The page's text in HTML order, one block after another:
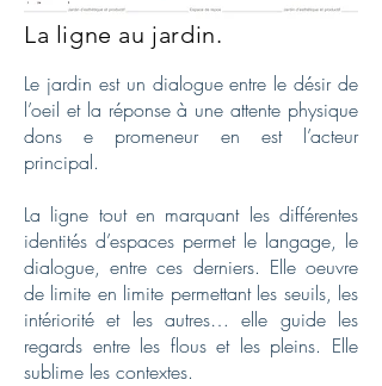
La ligne au jardin.
Le jardin est un dialogue entre le désir de
l’oeil et la réponse à une attente physique
dons e promeneur en est l’acteur
principal.
La ligne tout en marquant les différentes
identités d’espaces permet le langage, le
dialogue, entre ces derniers. Elle oeuvre
de limite en limite permettant les seuils, les
intériorité et les autres… elle guide les
regards entre les flous et les pleins. Elle
sublime les contextes.